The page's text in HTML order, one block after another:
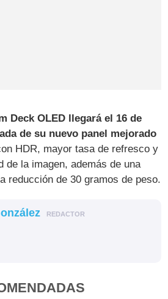
Deck OLED llegará el 16 de
de su nuevo panel mejorado
HDR, mayor tasa de refresco y
de la imagen, además de una
reducción de 30 gramos de peso.
REDACTOR